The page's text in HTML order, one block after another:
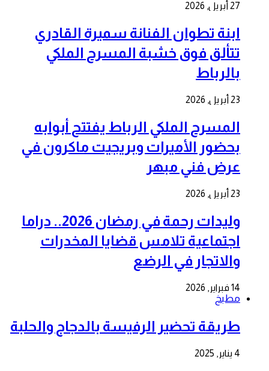
27 أبريل, 2026
ابنة تطوان الفنانة سميرة القادري
تتألق فوق خشبة المسرح الملكي
بالرباط
23 أبريل, 2026
المسرح الملكي الرباط يفتتح أبوابه
بحضور الأميرات وبريجيت ماكرون في
عرض فني مبهر
23 أبريل, 2026
وليدات رحمة في رمضان 2026.. دراما
اجتماعية تلامس قضايا المخدرات
والاتجار في الرضع
14 فبراير, 2026
مطبخ
طريقة تحضير الرفيسة بالدجاج والحلبة
4 يناير, 2025